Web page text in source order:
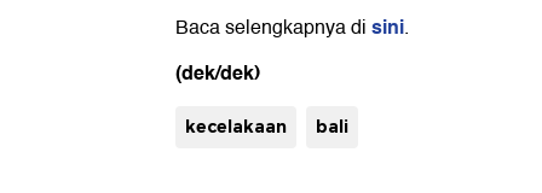
Baca selengkapnya disini.
(dek/dek)
kecelakaan bali